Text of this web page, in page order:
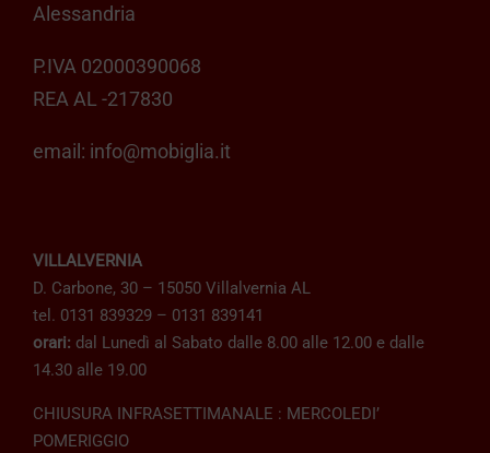
Alessandria
P.IVA 02000390068
REA AL -217830
email: info@mobiglia.it
VILLALVERNIA
D. Carbone, 30 – 15050 Villalvernia AL
tel. 0131 839329 – 0131 839141
orari: dal Lunedì al Sabato dalle 8.00 alle 12.00 e dalle
14.30 alle 19.00
CHIUSURA INFRASETTIMANALE : MERCOLEDI’
POMERIGGIO